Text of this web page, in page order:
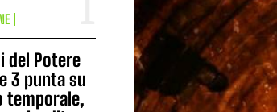
del Potere
3 punta su
temporale,